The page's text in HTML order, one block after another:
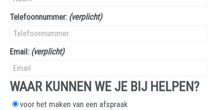
Telefoonnummer: (verplicht)
Email: (verplicht)
WAAR KUNNEN WE JE BIJ HELPEN?
voor het maken van een afspraak